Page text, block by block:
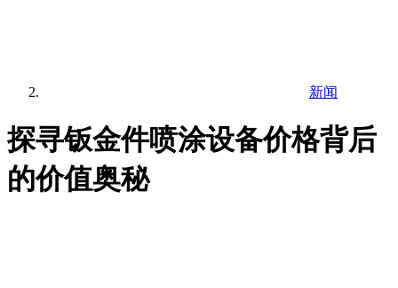
新闻
探寻钣金件喷涂设备价格背后
的价值奥秘